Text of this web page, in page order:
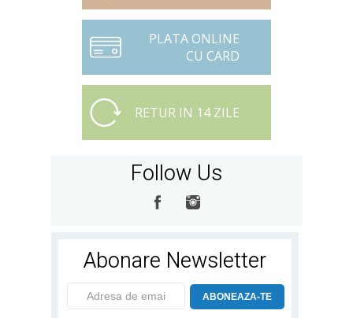
PLATA ONLINE
CU CARD
RETUR IN 14 ZILE
Follow Us
Abonare Newsletter
ABONEAZA-TE